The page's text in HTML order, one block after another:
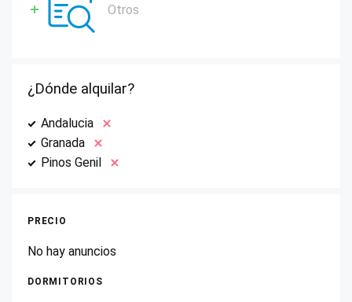
Otros
¿Dónde alquilar?
Andalucia
Granada
Pinos Genil
PRECIO
No hay anuncios
DORMITORIOS